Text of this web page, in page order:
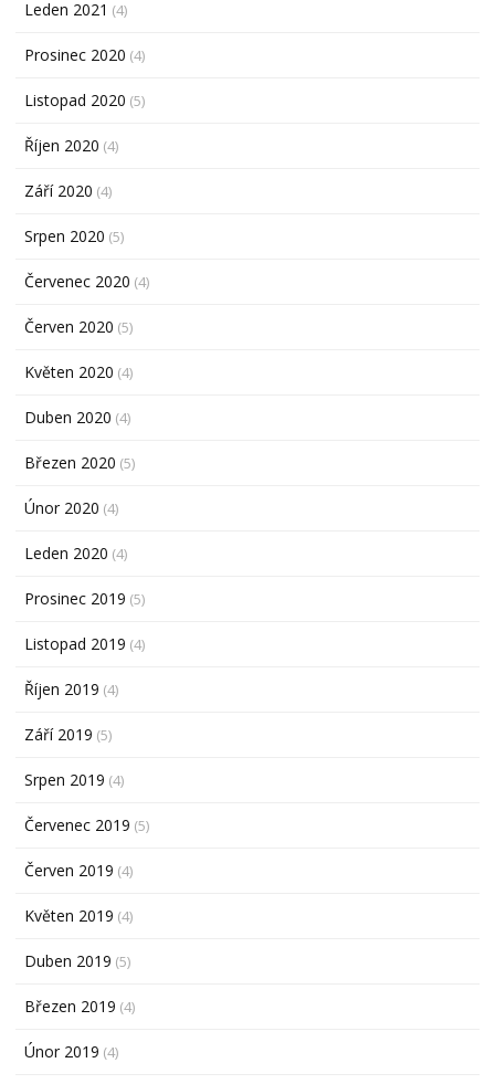
Leden 2021 (4)
Prosinec 2020 (4)
Listopad 2020 (5)
Říjen 2020 (4)
Září 2020 (4)
Srpen 2020 (5)
Červenec 2020 (4)
Červen 2020 (5)
Květen 2020 (4)
Duben 2020 (4)
Březen 2020 (5)
Únor 2020 (4)
Leden 2020 (4)
Prosinec 2019 (5)
Listopad 2019 (4)
Říjen 2019 (4)
Září 2019 (5)
Srpen 2019 (4)
Červenec 2019 (5)
Červen 2019 (4)
Květen 2019 (4)
Duben 2019 (5)
Březen 2019 (4)
Únor 2019 (4)